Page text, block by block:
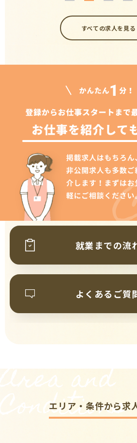
すべての求人を見る
就業までの流
よくあるご質
Area and
Conditions
エリア・条件から求